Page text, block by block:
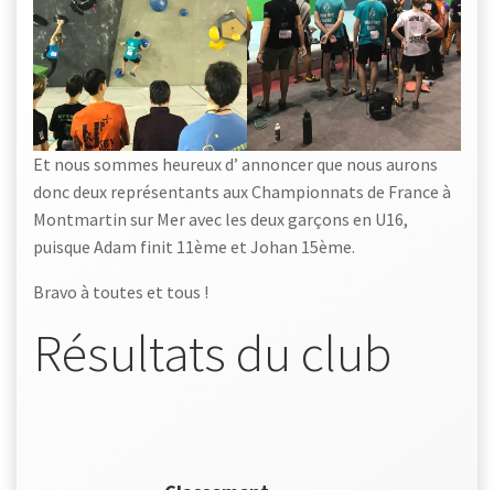
Et nous sommes heureux d’ annoncer que nous aurons
donc deux représentants aux Championnats de France à
Montmartin sur Mer avec les deux garçons en U16,
puisque Adam finit 11ème et Johan 15ème.
Bravo à toutes et tous !
Résultats du club